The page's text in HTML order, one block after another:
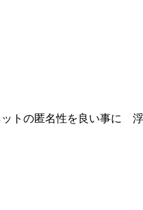
トの匿名性を良い事に